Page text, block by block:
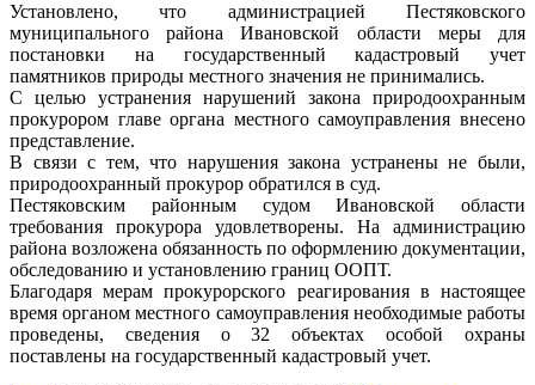
Установлено, что администрацией Пестяковского
муниципального района Ивановской области меры для
постановки на государственный кадастровый учет
памятников природы местного значения не принимались.
С целью устранения нарушений закона природоохранным
прокурором главе органа местного самоуправления внесено
представление.
В связи с тем, что нарушения закона устранены не были,
природоохранный прокурор обратился в суд.
Пестяковским районным судом Ивановской области
требования прокурора удовлетворены. На администрацию
района возложена обязанность по оформлению документации,
обследованию и установлению границ ООПТ.
Благодаря мерам прокурорского реагирования в настоящее
время органом местного самоуправления необходимые работы
проведены, сведения о 32 объектах особой охраны
поставлены на государственный кадастровый учет.